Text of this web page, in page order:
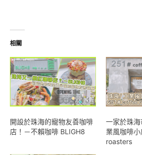
相關
開設於珠海的寵物友善咖啡
店！－不賴咖啡 BLIGH8
一家於珠
業風咖啡
roasters